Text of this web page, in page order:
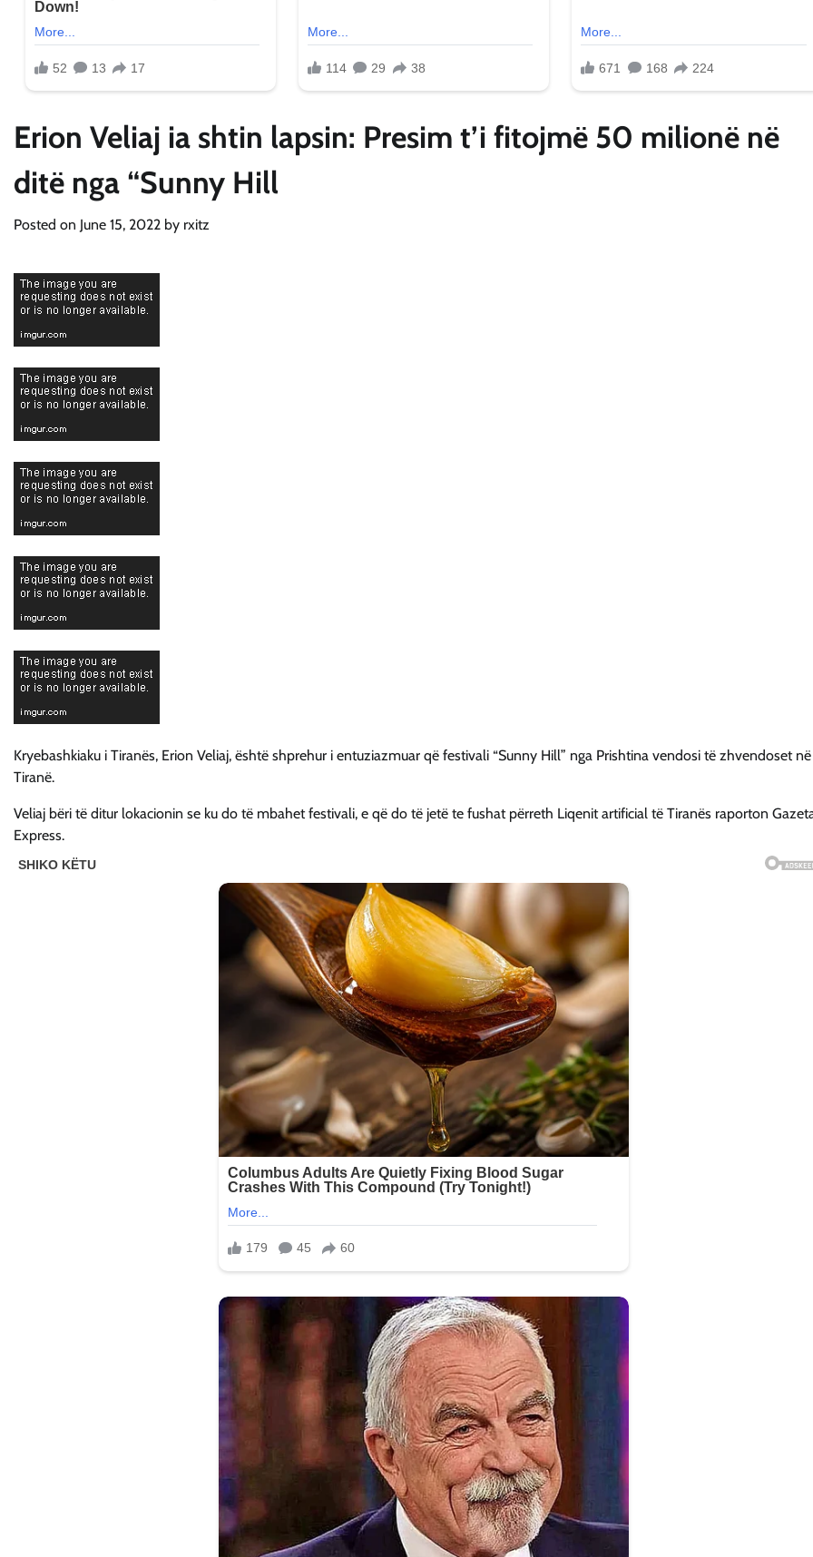
Erion Veliaj ia shtin lapsin: Presim t’i fitojmë 50 milionë në
ditë nga “Sunny Hill
Posted on June 15, 2022 by rxitz
Kryebashkiaku i Tiranës, Erion Veliaj, është shprehur i entuziazmuar që festivali “Sunny Hill” nga Prishtina vendosi të zhvendoset në
Tiranë.
Veliaj bëri të ditur lokacionin se ku do të mbahet festivali, e që do të jetë te fushat përreth Liqenit artificial të Tiranës raporton
Express.